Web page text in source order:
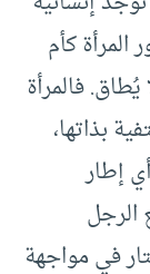
كأم
فالمرأة
بذاتها،
إطار
الرجل
في مواجهة